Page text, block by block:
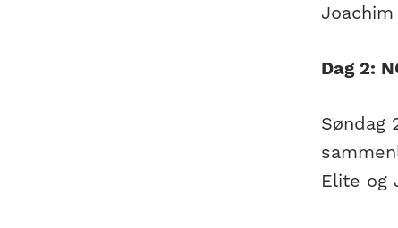
Dag 2:
Søndag
Elite og